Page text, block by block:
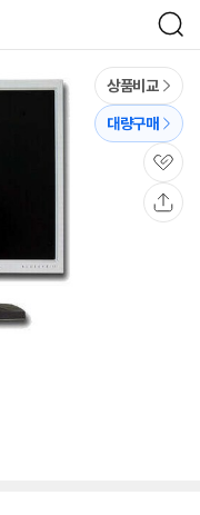
검
색
상품비교
대량구매
관
심